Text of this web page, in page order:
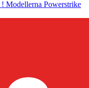
! Modellerna Powerstrike